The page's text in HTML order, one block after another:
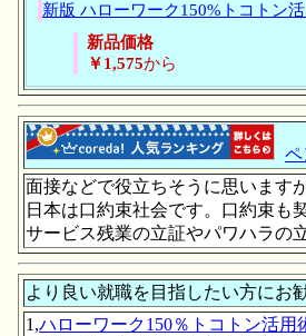
新版 ハローワーク150%トコトン
新品価格
￥1,575から
ペ
面接などで役立ちそうに思います
日本は口約束社会です。口約束も
サービス残業の立証やパワハラの
より良い就職を目指したい方にお
1,ハローワーク150％トコトン活用